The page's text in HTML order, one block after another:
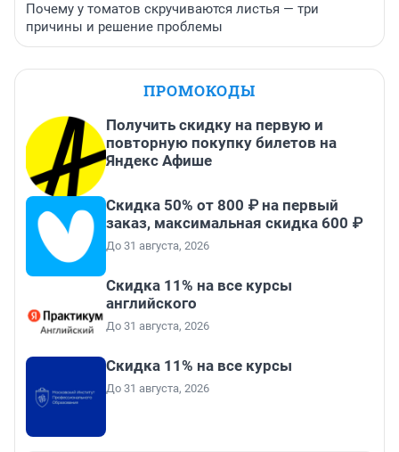
Почему у томатов скручиваются листья — три
причины и решение проблемы
ПРОМОКОДЫ
Получить скидку на первую и
повторную покупку билетов на
Яндекс Афише
Скидка 50% от 800 ₽ на первый
заказ, максимальная скидка 600 ₽
До 31 августа, 2026
Скидка 11% на все курсы
английского
До 31 августа, 2026
Скидка 11% на все курсы
До 31 августа, 2026